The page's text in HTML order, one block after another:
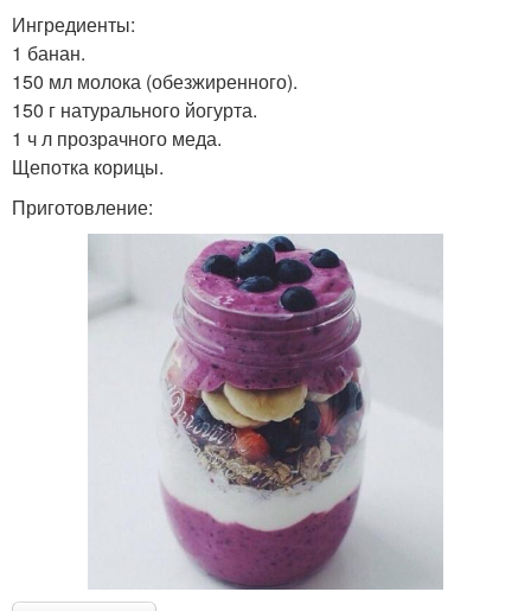
Банановый коктейль
Коктейли для разгона
Коктейли для
ускорения
Рецепты для похудения
Питательный коктейль Диетические коктейли
Капустно-черничный
коктейль
Диетический коктейль
Ингредиенты:
1 банан.
150 мл молока (обезжиренного).
150 г натурального йогурта.
1 ч л прозрачного меда.
Щепотка корицы.
Приготовление: